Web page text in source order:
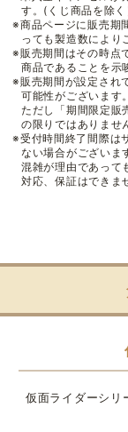
す。(くじ商品を除く
※商品ページに販売期
っても製造数により
※販売期間はその時点
商品であることを示
※販売期間が設定され
可能性がございます
ただし「期間限定販
の限りではありませ
※受付時間終了間際は
ない場合がございま
混雑が理由であって
対応、保証はできま
仮面ライダーシリ